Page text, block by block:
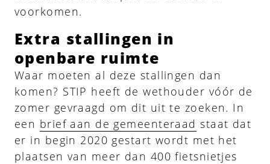
voorkomen.
Extra stallingen in
openbare ruimte
Waar moeten al deze stallingen dan
komen? STIP heeft de wethouder vóór de
zomer gevraagd om dit uit te zoeken. In
een brief aan de gemeenteraad staat dat
er in begin 2020 gestart wordt met het
plaatsen van meer dan 400 fietsnietjes